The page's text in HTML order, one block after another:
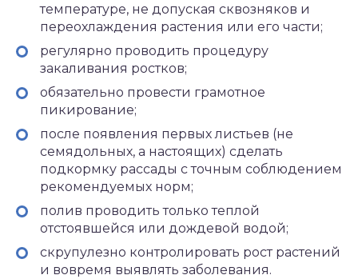
температуре, не допуская сквозняков и
переохлаждения растения или его части;
регулярно проводить процедуру
закаливания ростков;
обязательно провести грамотное
пикирование;
после появления первых листьев (не
семядольных, а настоящих) сделать
подкормку рассады с точным соблюдением
рекомендуемых норм;
полив проводить только теплой
отстоявшейся или дождевой водой;
скрупулезно контролировать рост растений
и вовремя выявлять заболевания.